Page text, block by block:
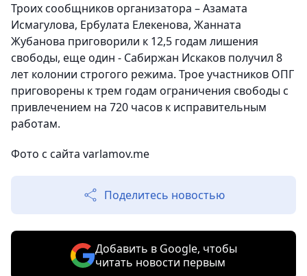
Троих сообщников организатора – Азамата
Исмагулова, Ербулата Елекенова, Жанната
Жубанова приговорили к 12,5 годам лишения
свободы, еще один - Сабиржан Искаков получил 8
лет колонии строгого режима. Трое участников ОПГ
приговорены к трем годам ограничения свободы с
привлечением на 720 часов к исправительным
работам.
Фото с сайта varlamov.me
Поделитесь новостью
Добавить в Google, чтобы
читать новости первым